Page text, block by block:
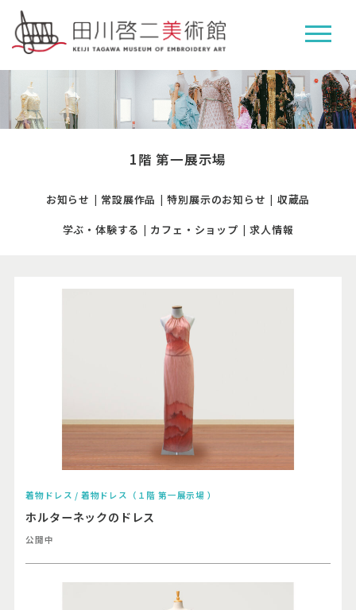
1階 第一展示場
お知らせ 常設展作品 特別展示のお知らせ
収蔵品
学ぶ・体験する
カフェ・ショップ 求人情報
着物ドレス / 着物ドレス（１階 第一展示場 ）
ホルターネックのドレス
公開中